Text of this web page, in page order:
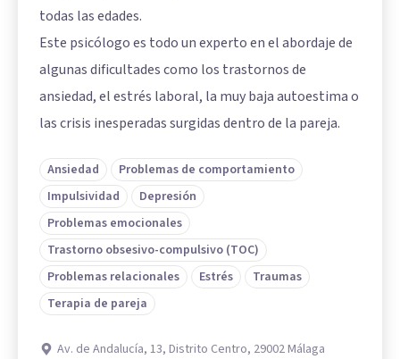
todas las edades.
Este psicólogo es todo un experto en el abordaje de
algunas dificultades como los trastornos de
ansiedad, el estrés laboral, la muy baja autoestima o
las crisis inesperadas surgidas dentro de la pareja.
Ansiedad
Problemas de comportamiento
Impulsividad
Depresión
Problemas emocionales
Trastorno obsesivo-compulsivo (TOC)
Problemas relacionales
Estrés
Traumas
Terapia de pareja
Av. de Andalucía, 13, Distrito Centro, 29002 Málaga